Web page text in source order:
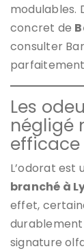
modulables.
concret de
consulter
Les
négligé
efficace
L’odorat est
branché à
effet,
durablement
signature